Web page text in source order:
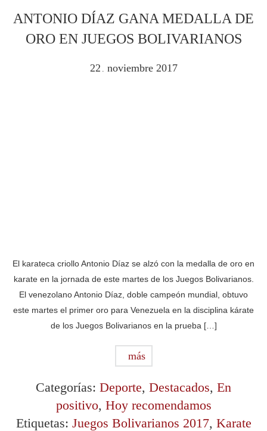
ANTONIO DÍAZ GANA MEDALLA DE
ORO EN JUEGOS BOLIVARIANOS
22 noviembre 2017
El karateca criollo Antonio Díaz se alzó con la medalla de oro en
karate en la jornada de este martes de los Juegos Bolivarianos.
El venezolano Antonio Díaz, doble campeón mundial, obtuvo
este martes el primer oro para Venezuela en la disciplina kárate
de los Juegos Bolivarianos en la prueba […]
más
Categorías: Deporte, Destacados, En
positivo, Hoy recomendamos
Etiquetas: Juegos Bolivarianos 2017, Karate